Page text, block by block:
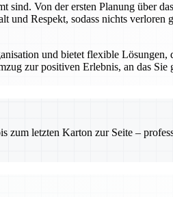
Von der ersten Planung über
Respekt, sodass nichts verloren
und bietet flexible Lösungen,
zur positiven Erlebnis, an das Sie
zum letzten Karton zur Seite –